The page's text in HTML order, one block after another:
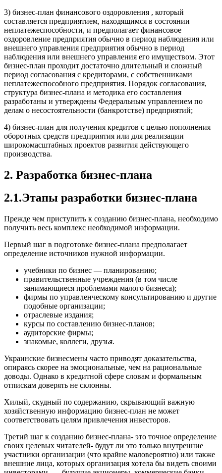
3) бизнес-план финансового оздоровления , который
составляется предприятием, находящимся в состоянии
неплатежеспособности, и предполагает финансовое
оздоровление предприятия обычно в период наблюдения или
внешнего управления предприятия обычно в период
наблюдения или внешнего управления его имуществом. Этот
бизнес-план проходит достаточно длительный и сложный
период согласования с кредиторами, с собственниками
неплатежеспособного предприятия. Порядок согласования,
структура бизнес-плана и методика его составления
разработаны и утверждены Федеральным управлением по
делам о несостоятельности (банкротстве) предприятий;
4) бизнес-план для получения кредитов с целью пополнения
оборотных средств предприятия или для реализации
широкомасштабных проектов развития действующего
производства.
2. Разработка бизнес-плана
2.1.Этапы разработки бизнес-плана
Прежде чем приступить к созданию бизнес-плана, необходимо
получить весь комплекс необходимой информации.
Первый шаг в подготовке бизнес-плана предполагает
определение источников нужной информации.
учебники по бизнес — планированию;
правительственные учреждения (в том числе
занимающиеся проблемами малого бизнеса);
фирмы по управленческому консультированию и другие
подобные организации;
отраслевые издания;
курсы по составлению бизнес-планов;
аудиторские фирмы;
знакомые, коллеги, друзья.
Украинские бизнесмены часто приводят доказательства,
опираясь скорее на эмоциональные, чем на рациональные
доводы. Однако в кредитной сфере словам и формальным
отпискам доверять не склонны.
Хилый, скудный по содержанию, скрывающий важную
хозяйственную информацию бизнес-план не может
соответствовать целям привлечения инвесторов.
Третий шаг к созданию бизнес-плана- это точное определение
своих целевых читателей- будут ли это только внутренние
участники организации (что крайне маловероятно) или также
внешние лица, которых организация хотела бы видеть своими